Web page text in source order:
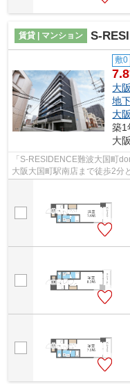
賃貸 | マンション S-
敷0
7.8
大
地
大
築1
大
「S-RESIDENCE難波大国町
大阪大国町駅南店まで徒歩2分